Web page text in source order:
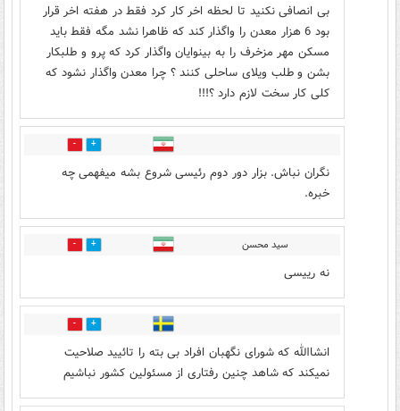
بی انصافی نکنید تا لحظه اخر کار کرد فقط در هفته اخر قرار
بود 6 هزار معدن را واگذار کند که ظاهرا نشد مگه فقط باید
مسکن مهر مزخرف را به بینوایان واگذار کرد که پرو و طلبکار
بشن و طلب ویلای ساحلی کنند ؟ چرا معدن واگذار نشود که
کلی کار سخت لازم دارد ؟!!!
8
نگران نباش. بزار دور دوم رئیسی شروع بشه میفهمی چه
خبره.
سید محسن 0
نه رییسی
5
انشاالله که شورای نگهبان افراد بی بته را تائیید صلاحیت
نمیکند که شاهد چنین رفتاری از مسئولین کشور نباشیم